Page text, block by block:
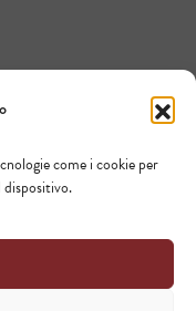
come i cookie per
dispositivo.LinkedIn